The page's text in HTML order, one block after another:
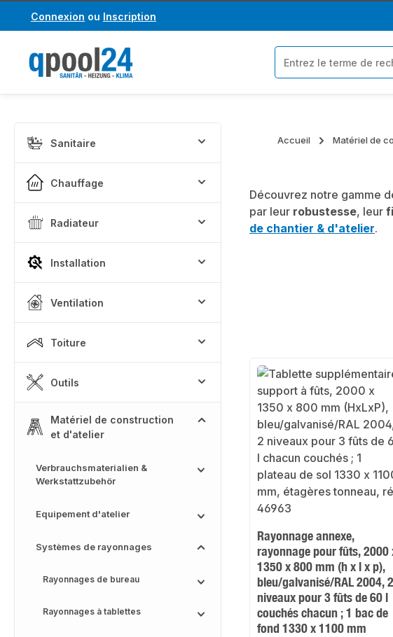
au contenu principal
Passer à la recherche
Connexion ou Inscription
Sanitaire
Chauffage
Radiateur
Installation
Ventilation
Toiture
Outils
Matériel de construction
et d'atelier
Verbrauchsmaterialien &
Werkstattzubehör
Equipement d'atelier
Systèmes de rayonnages
Rayonnages de bureau
Rayonnages à tablettes
Accueil Matériel de
Découvrez notre gamme
par leur robustesse, leur
de chantier & d'atelier.
Rayonnage annexe,
rayonnage pour fûts, 2000
1350 x 800 mm (h x l x p),
bleu/galvanisé/RAL 2004, 2
niveaux pour 3 fûts de 60 l
couchés chacun ; 1 bac de
fond 1330 x 1100 mm